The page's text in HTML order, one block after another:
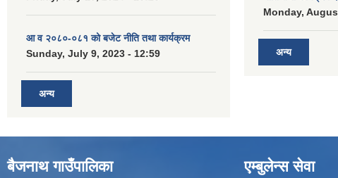
आ व २०८०-०८१ को बजेट नीति तथा कार्यक्रम
Sunday, July 9, 2023 - 12:59
अन्य
Monday,
अन्य
बैजनाथ गाउँपालिका एम्बुलेन्स सेवा